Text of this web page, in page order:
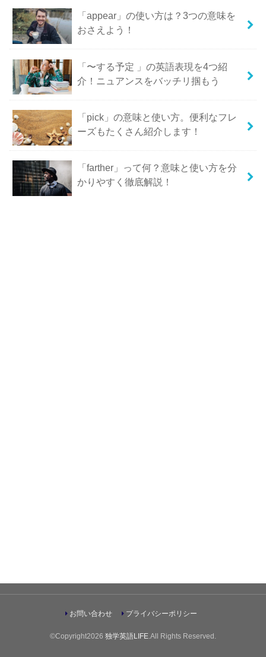
「appear」の使い方は？3つの意味を
おさえよう！
「〜する予定 」の英語表現を4つ紹
介！ニュアンスをバッチリ掴もう
「pick」の意味と使い方。便利なフレ
ーズもたくさん紹介します！
「farther」って何？意味と使い方を分
かりやすく徹底解説！
お問い合わせ プライバシーポリシー
©Copyright2026 独学英語LIFE .All Rights Reserved.